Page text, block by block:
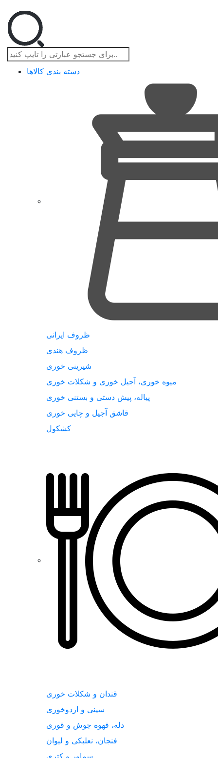
دسته بندی کالاها
ظروف ایرانی
ظروف هندی
شیرینی خوری
میوه خوری، آجیل خوری و شکلات خوری
پیاله، پیش دستی و بستنی خوری
قاشق آجیل و چایی خوری
کشکول
قندان و شکلات خوری
سینی و اردوخوری
دله، قهوه جوش و قوری
فنجان، نعلبکی و لیوان
سماور و کتری